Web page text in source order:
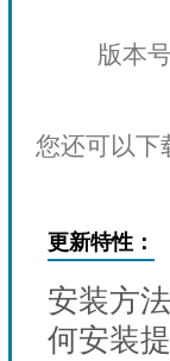
版本
您还可以下
更新特性：
安装方
何安装